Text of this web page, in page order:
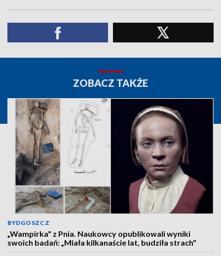
ZOBACZ TAKŻE
BYDGOSZCZ
„Wampirka" z Pnia. Naukowcy opublikowali wyniki
swoich badań: „Miała kilkanaście lat, budziła strach"